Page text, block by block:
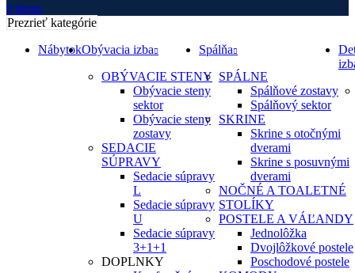
0 items
Prezrieť kategórie
NábytokObývacia izba
OBÝVACIE STENY
Obývacie steny
sektor
Obývacie steny
zostavy
SEDACIE
SÚPRAVY
Sedacie súpravy
L
Sedacie súpravy
U
Sedacie súpravy
3+1+1
DOPLNKY
Spálňa
SPÁLNE
Spálňové zostavy
Spálňový sektor
SKRINE
Skrine s otočnými
dverami
Skrine s posuvnými
dverami
NOČNÉ A TOALETNÉ
STOLÍKY
POSTELE A VÁĽANDY
Jednolôžka
Dvojlôžkové postele
Poschodové postele